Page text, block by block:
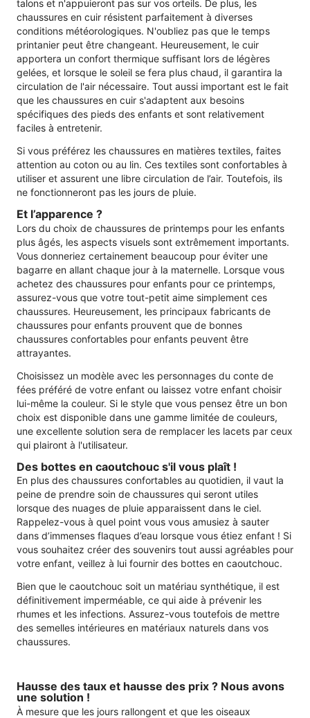
talons et n'appuieront pas sur vos orteils. De plus, les
chaussures en cuir résistent parfaitement à diverses
conditions météorologiques. N'oubliez pas que le temps
printanier peut être changeant. Heureusement, le cuir
apportera un confort thermique suffisant lors de légères
gelées, et lorsque le soleil se fera plus chaud, il garantira la
circulation de l'air nécessaire. Tout aussi important est le fait
que les chaussures en cuir s'adaptent aux besoins
spécifiques des pieds des enfants et sont relativement
faciles à entretenir.
Si vous préférez les chaussures en matières textiles, faites
attention au coton ou au lin. Ces textiles sont confortables à
utiliser et assurent une libre circulation de l’air. Toutefois, ils
ne fonctionneront pas les jours de pluie.
Et l’apparence ?
Lors du choix de chaussures de printemps pour les enfants
plus âgés, les aspects visuels sont extrêmement importants.
Vous donneriez certainement beaucoup pour éviter une
bagarre en allant chaque jour à la maternelle. Lorsque vous
achetez des chaussures pour enfants pour ce printemps,
assurez-vous que votre tout-petit aime simplement ces
chaussures. Heureusement, les principaux fabricants de
chaussures pour enfants prouvent que de bonnes
chaussures confortables pour enfants peuvent être
attrayantes.
Choisissez un modèle avec les personnages du conte de
fées préféré de votre enfant ou laissez votre enfant choisir
lui-même la couleur. Si le style que vous pensez être un bon
choix est disponible dans une gamme limitée de couleurs,
une excellente solution sera de remplacer les lacets par ceux
qui plairont à l'utilisateur.
Des bottes en caoutchouc s'il vous plaît !
En plus des chaussures confortables au quotidien, il vaut la
peine de prendre soin de chaussures qui seront utiles
lorsque des nuages ​​de pluie apparaissent dans le ciel.
Rappelez-vous à quel point vous vous amusiez à sauter
dans d’immenses flaques d’eau lorsque vous étiez enfant ! Si
vous souhaitez créer des souvenirs tout aussi agréables pour
votre enfant, veillez à lui fournir des bottes en caoutchouc.
Bien que le caoutchouc soit un matériau synthétique, il est
définitivement imperméable, ce qui aide à prévenir les
rhumes et les infections. Assurez-vous toutefois de mettre
des semelles intérieures en matériaux naturels dans vos
chaussures.
Hausse des taux et hausse des prix ? Nous avons
une solution !
À mesure que les jours rallongent et que les oiseaux